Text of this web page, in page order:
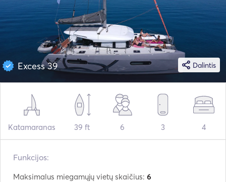
Dalintis
Excess 39
Katamaranas 39 ft 6 3 4
Funkcijos:
Maksimalus miegamųjų vietų skaičius: 6